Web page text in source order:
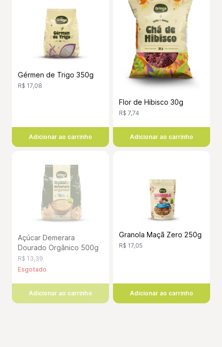
Gérmen de Trigo 350g
R$ 17,08
Adicionar ao carrinho
Flor de Hibisco 30g
R$ 7,74
Adicionar ao carrinho
Açúcar Demerara
Dourado Orgânico 500g
R$ 13,39
Esgotado
Adicionar ao carrinho
Granola Maçã Zero 250g
R$ 17,05
Adicionar ao carrinho